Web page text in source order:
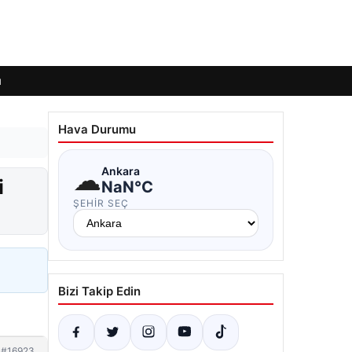
Hava Durumu
☁Ankara
NaN°C
ŞEHIR SEÇ
Bizi Takip Edin